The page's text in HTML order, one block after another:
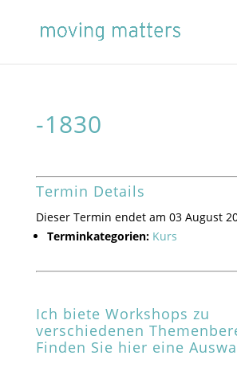
-1830
Termin Details
Dieser Termin endet am 03 August
Terminkategorien: Kurs
Ich biete Workshops zu
verschiedenen
Finden Sie hier eine